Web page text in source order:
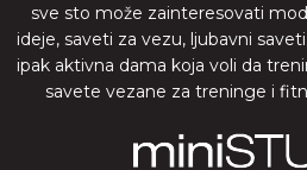
sve sto može zainteresovati
ideje, saveti za vezu, ljubavni
ipak aktivna dama koja voli da
savete vezane za treninge i